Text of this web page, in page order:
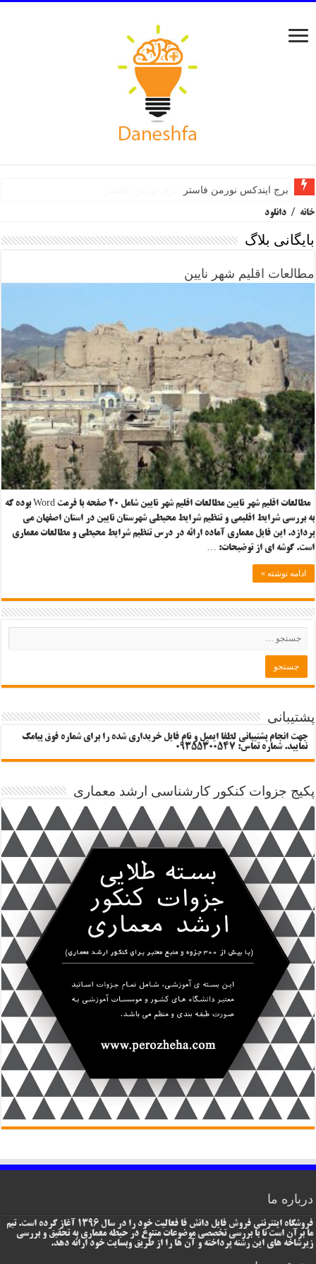
برج ایندکس نورمن فاستر
مرکز هنرهای تجسمی سینزبری نورمن فاستر
خانه / دانلود
بایگانی بلاگ
مطالعات اقلیم شهر نایین
مطالعات اقلیم شهر نایین مطالعات اقلیم شهر نایین شامل ۲۰ صفحه با فرمت Word بوده که
به بررسی شرایط اقلیمی و تنظیم شرایط محیطی شهرستان نایین در استان اصفهان می
پردازد. این فایل معماری آماده ارائه در درس تنظیم شرایط محیطی و مطالعات معماری
است. گوشه ای از توضیحات: …
ادامه نوشته »
پشتیبانی
جهت انجام پشتیبانی لطفا ایمیل و نام فایل خریداری شده را برای شماره فوق پیامک
نمایید. شماره تماس: 09355300547
پکیج جزوات کنکور کارشناسی ارشد معماری
درباره ما
فروشگاه اینترنتی فروش فایل دانش فا فعالیت خود را در سال 1396 آغاز کرده است. تیم
ما برآن است تا با بررسی تخصصی موضوعات متنوع در حیطه معماری به تحقیق و بررسی
زیرشاخه های این رشته پرداخته و آن ها را از طریق وبسایت خود ارائه دهد.